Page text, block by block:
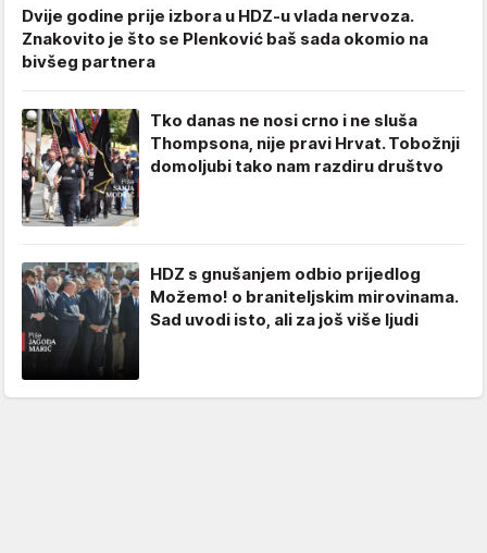
Dvije godine prije izbora u HDZ-u vlada nervoza.
Znakovito je što se Plenković baš sada okomio na
bivšeg partnera
Tko danas ne nosi crno i ne sluša
Thompsona, nije pravi Hrvat. Tobožnji
domoljubi tako nam razdiru društvo
HDZ s gnušanjem odbio prijedlog
Možemo! o braniteljskim mirovinama.
Sad uvodi isto, ali za još više ljudi